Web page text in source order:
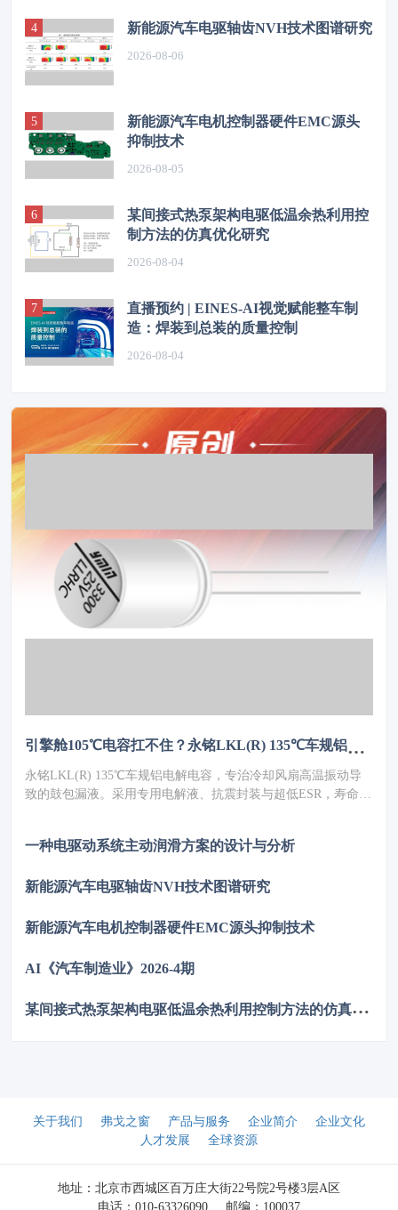
新能源汽车电驱轴齿NVH技术图谱研究
2026-08-06
新能源汽车电机控制器硬件EMC源头
抑制技术
2026-08-05
某间接式热泵架构电驱低温余热利用控
制方法的仿真优化研究
2026-08-04
直播预约 | EINES-AI视觉赋能整车制
造：焊装到总装的质量控制
2026-08-04
引擎舱105℃电容扛不住？永铭LKL(R) 135℃车规铝电解电容，破解冷却风扇高温振动失效难题
永铭LKL(R) 135℃车规铝电解电容，专治冷却风扇高温振动导
致的鼓包漏液。采用专用电解液、抗震封装与超低ESR，寿命超
近零，全生命周期成本优势显著，助力国产化替代。
一种电驱动系统主动润滑方案的设计与分析
新能源汽车电驱轴齿NVH技术图谱研究
新能源汽车电机控制器硬件EMC源头抑制技术
AI《汽车制造业》2026-4期
某
间接式热泵架构电驱低温余热利用控制方法的仿真优化研究
关于我们 弗戈之窗 产品与服务 企业简介
企业文化
人才发展
全球资源
地址：北京市西城区百万庄大街22号院2号楼3层A区
电话：010-63326090
邮编：100037